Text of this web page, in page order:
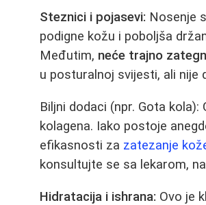
Steznici i pojasevi: Nosenje
podigne kožu i poboljša
Međutim, neće trajno
u posturalnoj svijesti, ali nije
Biljni dodaci (npr. Gota
kolagena. Iako postoje
efikasnosti za zatezanje
konsultujte se sa lekarom,
Hidratacija i ishrana: Ovo je